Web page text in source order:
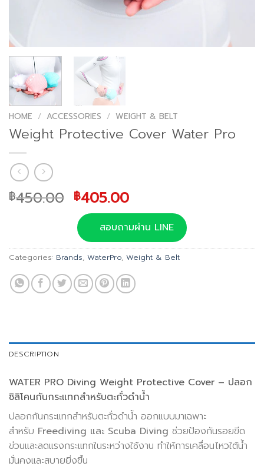
HOME / ACCESSORIES / WEIGHT & BELT
Weight Protective Cover Water Pro
฿450.00 Original
price
was:
฿450.00.
฿405.00Current
price
is:
฿405.00.
สอบถามผ่าน LINE
Categories: Brands, WaterPro, Weight & Belt
DESCRIPTION
WATER PRO Diving Weight Protective Cover – ปลอก
ซิลิโคนกันกระแทกสำหรับตะกั่วดำน้ำ
ปลอกกันกระแทกสำหรับตะกั่วดำน้ำ ออกแบบมาเฉพาะ
สำหรับ Freediving และ Scuba Diving ช่วยป้องกันรอยขีด
ข่วนและลดแรงกระแทกในระหว่างใช้งาน ทำให้การเคลื่อนไหวใต้น้ำ
มั่นคงและสบายยิ่งขึ้น